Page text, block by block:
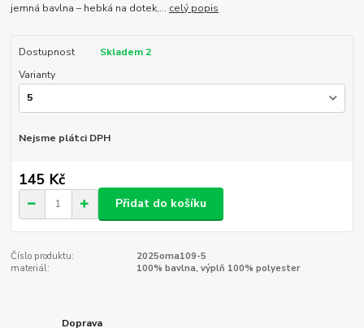
jemná bavlna – hebká na dotek,... celý popis
Dostupnost
Skladem 2
Varianty
Nejsme plátci DPH
145 Kč
Přidat do košíku
Číslo produktu:
2025oma109-5
materiál:
100% bavlna, výplň 100% polyester
Doprava